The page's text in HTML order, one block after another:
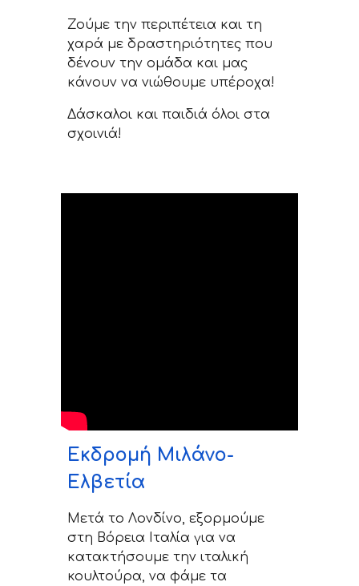
Ζούμε την περιπέτεια και τη
χαρά με δραστηριότητες που
δένουν την ομάδα και μας
κάνουν να νιώθουμε υπέροχα!
Δάσκαλοι και παιδιά όλοι στα
σχοινιά!
Εκδρομή Μιλάνο-
Ελβετία
Μετά το Λονδίνο, εξορμούμε
στη Βόρεια Ιταλία για να
κατακτήσουμε την ιταλική
κουλτούρα, να φάμε τα